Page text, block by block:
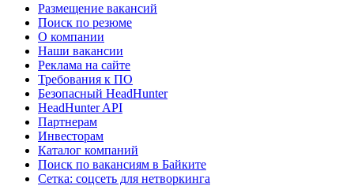
Размещение вакансий
Поиск по резюме
О компании
Наши вакансии
Реклама на сайте
Требования к ПО
Безопасный HeadHunter
HeadHunter API
Партнерам
Инвесторам
Каталог компаний
Поиск по вакансиям в Байките
Сетка: соцсеть для нетворкинга